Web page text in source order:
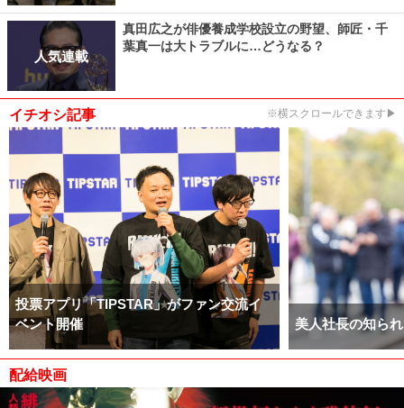
人気連載
真田広之が俳優養成学校設立の野望、師匠・千
葉真一は大トラブルに…どうなる？
イチオシ記事 ※横スクロールできます▶
投票アプリ「TIPSTAR」がファン交流イ
ベント開催
美人社長の知ら
配給映画